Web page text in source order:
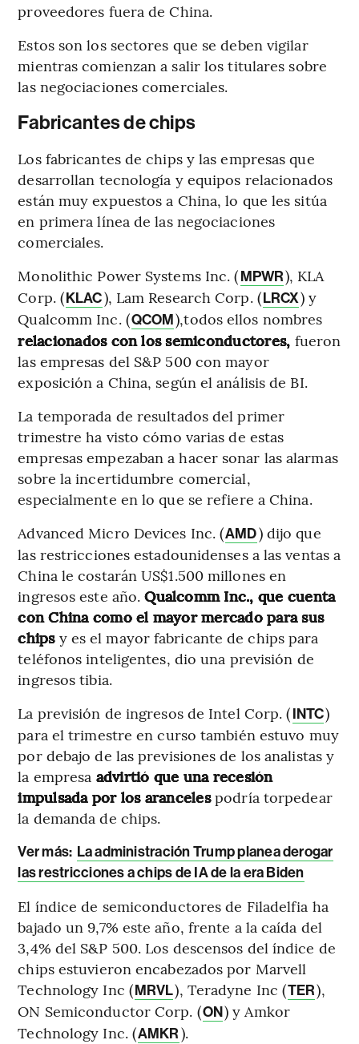
proveedores fuera de China.
Estos son los sectores que se deben vigilar
mientras comienzan a salir los titulares sobre
las negociaciones comerciales.
Fabricantes de chips
Los fabricantes de chips y las empresas que
desarrollan tecnología y equipos relacionados
están muy expuestos a China, lo que les sitúa
en primera línea de las negociaciones
comerciales.
Monolithic Power Systems Inc. (MPWR), KLA
Corp. (KLAC), Lam Research Corp. (LRCX) y
Qualcomm Inc. (QCOM),todos ellos nombres
relacionados con los semiconductores, fueron
las empresas del S&P 500 con mayor
exposición a China, según el análisis de BI.
La temporada de resultados del primer
trimestre ha visto cómo varias de estas
empresas empezaban a hacer sonar las alarmas
sobre la incertidumbre comercial,
especialmente en lo que se refiere a China.
Advanced Micro Devices Inc. (AMD) dijo que
las restricciones estadounidenses a las ventas a
China le costarán US$1.500 millones en
ingresos este año.Qualcomm Inc., que cuenta
con China como el mayor mercado para sus
chipsy es el mayor fabricante de chips para
teléfonos inteligentes, dio una previsión de
ingresos tibia.
La previsión de ingresos de Intel Corp. (INTC)
para el trimestre en curso también estuvo muy
por debajo de las previsiones de los analistas y
la empresa advirtió que una recesión
impulsada por los arancelespodría torpedear
la demanda de chips.
Ver más: La administración Trump planea derogar
las restricciones a chips de IA de la era Biden
El índice de semiconductores de Filadelfia ha
bajado un 9,7% este año, frente a la caída del
3,4% del S&P 500. Los descensos del índice de
chips estuvieron encabezados por Marvell
Technology Inc (MRVL), Teradyne Inc (TER),
ON Semiconductor Corp. (ON) y Amkor
Technology Inc. (AMKR).